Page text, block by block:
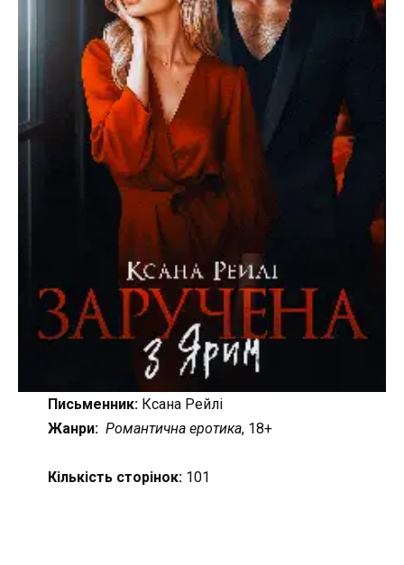
Письменник:Ксана Рейлі
Жанри: Романтична еротика, 18+
Кількість сторінок:101